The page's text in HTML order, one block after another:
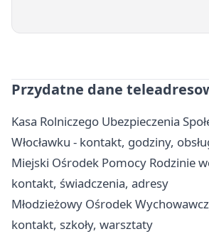
Przydatne dane
Kasa Rolniczego Ubezpieczenia
Włocławku - kontakt, godziny,
Miejski Ośrodek Pomocy Rodzinie
kontakt, świadczenia, adresy
Młodzieżowy Ośrodek
kontakt, szkoły, warsztaty